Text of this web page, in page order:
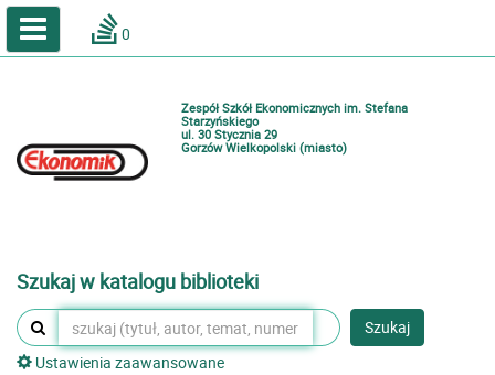
Katalog online biblioteki szkolnej
0
Zespół Szkół Ekonomicznych im. Stefana
Starzyńskiego
ul. 30 Stycznia 29
Gorzów Wielkopolski (miasto)
Szukaj w katalogu biblioteki
Szukaj
Ustawienia zaawansowane